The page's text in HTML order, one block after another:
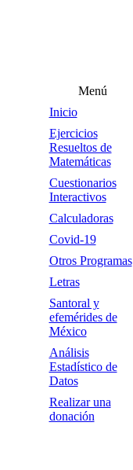
Menú
Inicio
Ejercicios
Resueltos de
Matemáticas
Cuestionarios
Interactivos
Calculadoras
Covid-19
Otros Programas
Letras
Santoral y
efemérides de
México
Análisis
Estadístico de
Datos
Realizar una
donación